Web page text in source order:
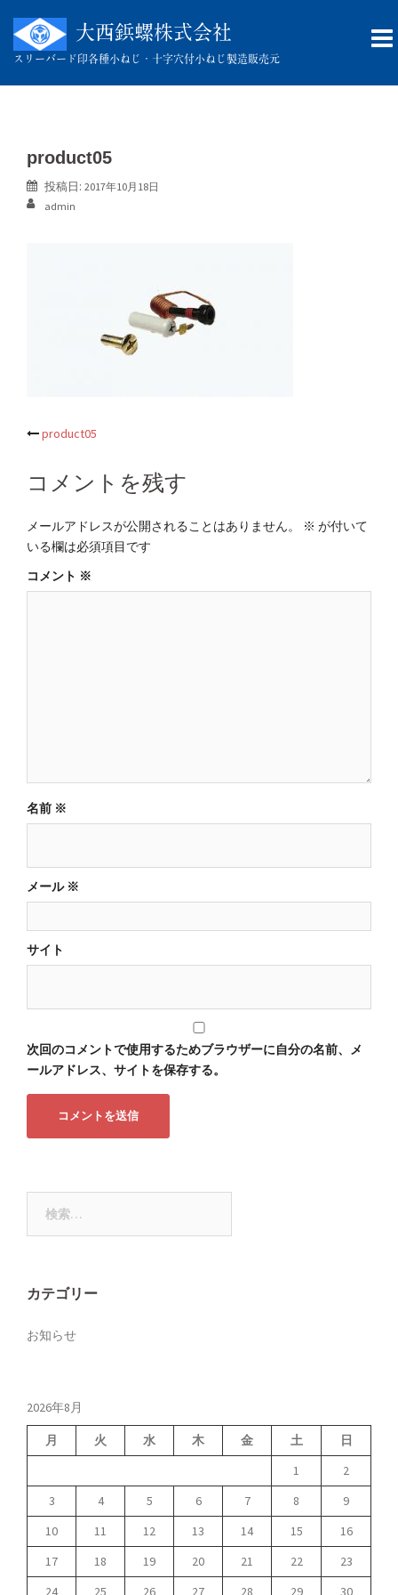
ツ
大西鋲螺株式会社
スリーバード印各種小ねじ・十字穴付小ねじ製造販売元
product05
投稿日: 2017年10月18日
admin
投
ナ
ビ
ゲ
ー
シ
product05
コメントを残す
メールアドレスが公開されることはありません。 ※ が付いて
いる欄は必須項目です
コメント ※
名前 ※
メール ※
サイト
次回のコメントで使用するためブラウザーに自分の名前、メ
ールアドレス、サイトを保存する。
カテゴリー
お知らせ
2026年8月
月 火 水 木 金 土
日
1
2
3
4 5 6 7 8
9
10
11 12 13 14 15
16
17
18 19 20 21 22
23
24
25 26 27 28 29 30